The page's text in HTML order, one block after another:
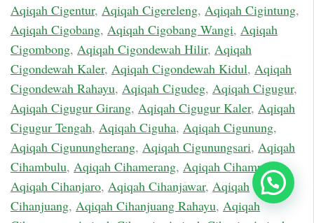
Aqiqah Cigentur, Aqiqah Cigereleng, Aqiqah Cigintung,
Aqiqah Cigobang, Aqiqah Cigobang Wangi, Aqiqah
Cigombong, Aqiqah Cigondewah Hilir, Aqiqah
Cigondewah Kaler, Aqiqah Cigondewah Kidul, Aqiqah
Cigondewah Rahayu, Aqiqah Cigudeg, Aqiqah Cigugur,
Aqiqah Cigugur Girang, Aqiqah Cigugur Kaler, Aqiqah
Cigugur Tengah, Aqiqah Ciguha, Aqiqah Cigunung,
Aqiqah Cigunungherang, Aqiqah Cigunungsari, Aqiqah
Cihambulu, Aqiqah Cihamerang, Aqiqah Cihampelas,
Aqiqah Cihanjaro, Aqiqah Cihanjawar, Aqiqah
Cihanjuang, Aqiqah Cihanjuang Rahayu, Aqiqah
Chat Sekarang